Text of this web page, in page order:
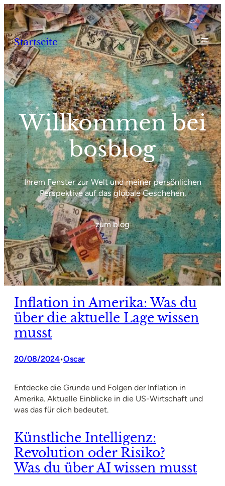
Zum
Inhalt
springen
Startseite
Willkommen bei
bosblog
Ihrem Fenster zur Welt und meiner persönlichen
Perspektive auf das globale Geschehen.
zum blog
Inflation in Amerika: Was du
über die aktuelle Lage wissen
musst
20/08/2024•Oscar
Entdecke die Gründe und Folgen der Inflation in
Amerika. Aktuelle Einblicke in die US-Wirtschaft und
was das für dich bedeutet.
Künstliche Intelligenz:
Revolution oder Risiko?
Was du über AI wissen musst